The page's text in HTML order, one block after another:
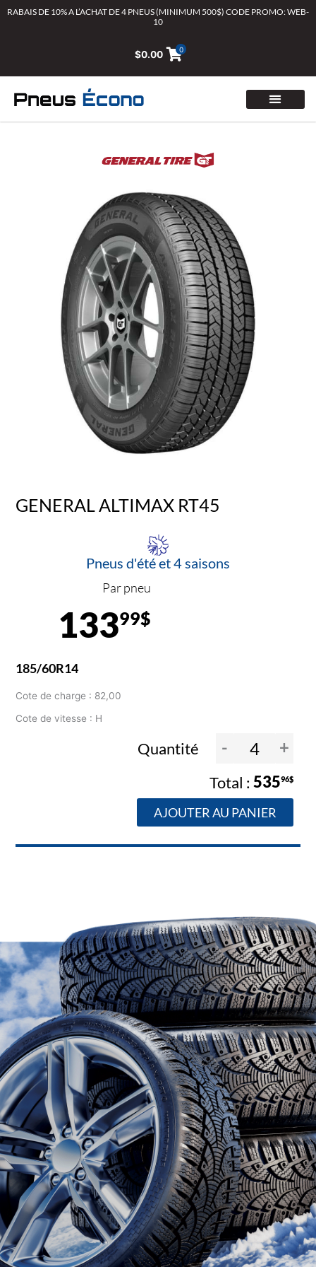
AllerRABAIS DE 10% A L’ACHAT DE 4 PNEUS (MINIMUM 500$) CODE PROMO: WEB-
10
$0.00 0
GENERAL ALTIMAX RT45
Pneus d'été et 4 saisons
Par pneu
13399$
185/60R14
Cote de charge : 82,00
Cote de vitesse : H
Quantité - +
53596$
AJOUTER AU PANIER